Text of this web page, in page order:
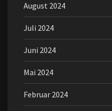
August 2024
Juli 2024
Juni 2024
Mai 2024
Februar 2024